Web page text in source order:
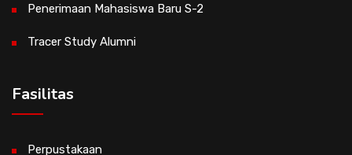
Penerimaan Mahasiswa Baru S-2
Tracer Study Alumni
Fasilitas
Perpustakaan